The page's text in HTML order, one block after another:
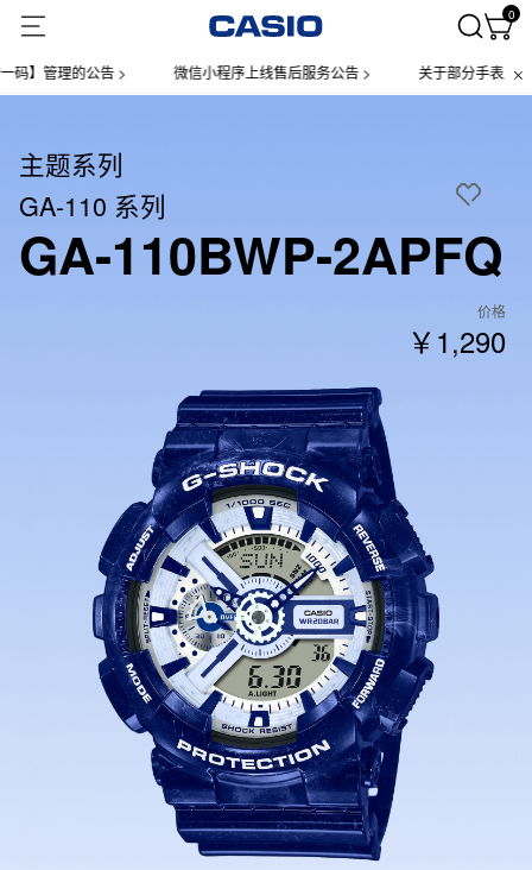
0
管理的公告 > 微信小程序上线售后服务公告 > 关于部分手表产品实
主题系列
GA-110 系列
GA-110BWP-2APFQ
价格
￥1,290